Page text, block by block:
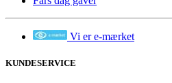
Vi er e-mærket
KUNDESERVICE